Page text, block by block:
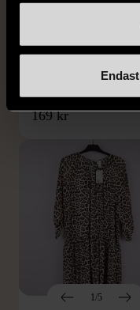
SNÖ OF SWEDEN
169 kr
1/5